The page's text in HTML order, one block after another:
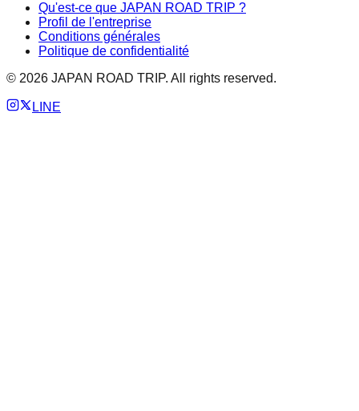
Qu'est-ce que JAPAN ROAD TRIP ?
Profil de l'entreprise
Conditions générales
Politique de confidentialité
© 2026 JAPAN ROAD TRIP. All rights reserved.
LINE